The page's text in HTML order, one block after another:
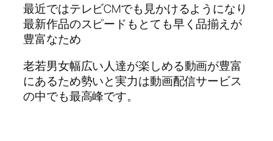
最近ではテレビCMでも見かけるようになり
最新作品のスピードもとても早く品揃えが
豊富なため
老若男女幅広い人達が楽しめる動画が豊富
にあるため勢いと実力は動画配信サービス
の中でも最高峰です。